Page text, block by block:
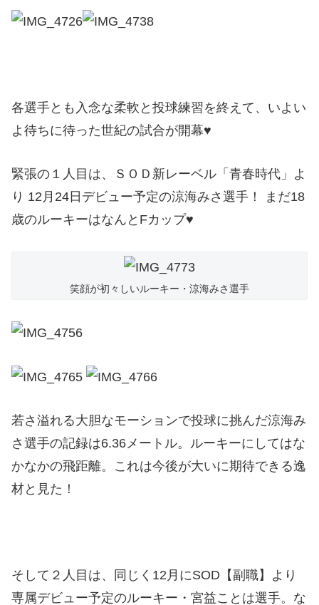
各選手とも入念な柔軟と投球練習を終えて、いよい
よ待ちに待った世紀の試合が開幕♥
緊張の１人目は、ＳＯＤ新レーベル「青春時代」よ
り 12月24日デビュー予定の涼海みさ選手！ まだ18
歳のルーキーはなんとFカップ♥
笑顔が初々しいルーキー・涼海みさ選手
若さ溢れる大胆なモーションで投球に挑んだ涼海み
さ選手の記録は6.36メートル。ルーキーにしてはな
かなかの飛距離。これは今後が大いに期待できる逸
材と見た！
そして２人目は、同じく12月にSOD【副職】より
専属デビュー予定のルーキー・宮益ことは選手。な